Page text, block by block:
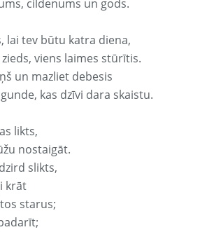
cildenums un gods.
lai tev būtu katra diena,
viens laimes stūrītis.
un mazliet debesis
kas dzīvi dara skaistu.
likts,
nostaigāt.
slikts,
krāt
starus;